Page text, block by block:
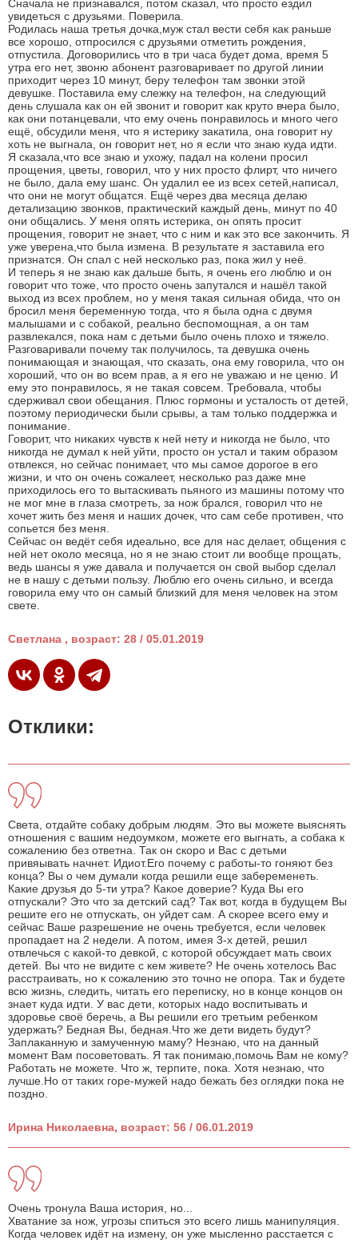
Сначала не признавался, потом сказал, что просто ездил
увидеться с друзьями. Поверила.
Родилась наша третья дочка,муж стал вести себя как раньше
все хорошо, отпросился с друзьями отметить рождения,
отпустила. Договорились что в три часа будет дома, время 5
утра его нет, звоню абонент разговаривает по другой линии
приходит через 10 минут, беру телефон там звонки этой
девушке. Поставила ему слежку на телефон, на следующий
день слушала как он ей звонит и говорит как круто вчера было,
как они потанцевали, что ему очень понравилось и много чего
ещё, обсудили меня, что я истерику закатила, она говорит ну
хоть не выгнала, он говорит нет, но я если что знаю куда идти.
Я сказала,что все знаю и ухожу, падал на колени просил
прощения, цветы, говорил, что у них просто флирт, что ничего
не было, дала ему шанс. Он удалил ее из всех сетей,написал,
что они не могут общатся. Ещё через два месяца делаю
детализацию звонков, практический каждый день, минут по 40
они общались. У меня опять истерика, он опять просит
прощения, говорит не знает, что с ним и как это все закончить. Я
уже уверена,что была измена. В результате я заставила его
признатся. Он спал с ней несколько раз, пока жил у неё.
И теперь я не знаю как дальше быть, я очень его люблю и он
говорит что тоже, что просто очень запутался и нашёл такой
выход из всех проблем, но у меня такая сильная обида, что он
бросил меня беременную тогда, что я была одна с двумя
малышами и с собакой, реально беспомощная, а он там
развлекался, пока нам с детьми было очень плохо и тяжело.
Разговаривали почему так получилось, та девушка очень
понимающая и знающая, что сказать, она ему говорила, что он
хороший, что он во всем прав, а я его не уважаю и не ценю. И
ему это понравилось, я не такая совсем. Требовала, чтобы
сдерживал свои обещания. Плюс гормоны и усталость от детей,
поэтому периодически были срывы, а там только поддержка и
понимание.
Говорит, что никаких чувств к ней нету и никогда не было, что
никогда не думал к ней уйти, просто он устал и таким образом
отвлекся, но сейчас понимает, что мы самое дорогое в его
жизни, и что он очень сожалеет, несколько раз даже мне
приходилось его то вытаскивать пьяного из машины потому что
не мог мне в глаза смотреть, за нож брался, говорил что не
хочет жить без меня и наших дочек, что сам себе противен, что
сопьется без меня.
Сейчас он ведёт себя идеально, все для нас делает, общения с
ней нет около месяца, но я не знаю стоит ли вообще прощать,
ведь шансы я уже давала и получается он свой выбор сделал
не в нашу с детьми пользу. Люблю его очень сильно, и всегда
говорила ему что он самый близкий для меня человек на этом
свете.
Светлана , возраст: 28 / 05.01.2019
Отклики:
Света, отдайте собаку добрым людям. Это вы можете выяснять
отношения с вашим недоумком, можете его выгнать, а собака к
сожалению без ответна. Так он скоро и Вас с детьми
привяывать начнет. Идиот.Его почему с работы-то гоняют без
конца? Вы о чем думали когда решили еще забеременеть.
Какие друзья до 5-ти утра? Какое доверие? Куда Вы его
отпускали? Это что за детский сад? Так вот, когда в будущем Вы
решите его не отпускать, он уйдет сам. А скорее всего ему и
сейчас Ваше разрешение не очень требуется, если человек
пропадает на 2 недели. А потом, имея 3-х детей, решил
отвлечься с какой-то девкой, с которой обсуждает мать своих
детей. Вы что не видите с кем живете? Не очень хотелось Вас
расстраивать, но к сожалению это точно не опора. Так и будете
всю жизнь, следить, читать его переписку, но в конце концов он
знает куда идти. У вас дети, которых надо воспитывать и
здоровье своё беречь, а Вы решили его третьим ребенком
удержать? Бедная Вы, бедная.Что же дети видеть будут?
Заплаканную и замученную маму? Незнаю, что на данный
момент Вам посоветовать. Я так понимаю,помочь Вам не кому?
Работать не можете. Что ж, терпите, пока. Хотя незнаю, что
лучше.Но от таких горе-мужей надо бежать без оглядки пока не
поздно.
Ирина Николаевна, возраст: 56 / 06.01.2019
Очень тронула Ваша история, но...
Хватание за нож, угрозы спиться это всего лишь манипуляция.
Когда человек идёт на измену, он уже мысленно расстается с